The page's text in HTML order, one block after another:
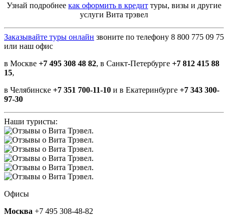
Узнай подробнее как оформить в кредит туры, визы и другие
услуги Вита трэвел
Заказывайте туры онлайн звоните по телефону 8 800 775 09 75
или наш офис
в Москве +7 495 308 48 82, в Санкт-Петербурге +7 812 415 88
15,
в Челябинске +7 351 700-11-10 и в Екатеринбурге +7 343 300-
97-30
Наши туристы:
Офисы
Москва +7 495 308-48-82